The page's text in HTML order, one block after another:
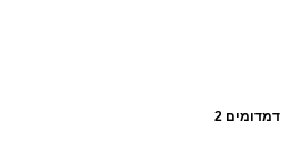
דמדומים 2